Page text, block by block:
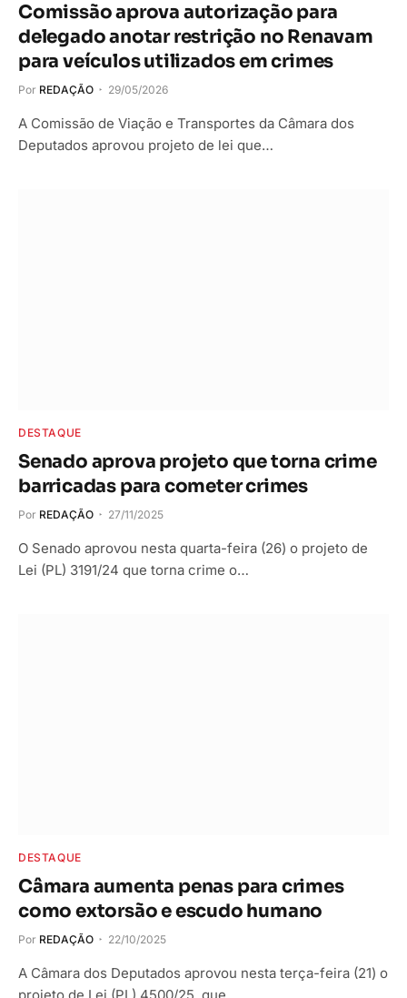
Comissão aprova autorização para
delegado anotar restrição no Renavam
para veículos utilizados em crimes
Por REDAÇÃO 29/05/2026
A Comissão de Viação e Transportes da Câmara dos
Deputados aprovou projeto de lei que…
DESTAQUE
Senado aprova projeto que torna crime
barricadas para cometer crimes
Por REDAÇÃO 27/11/2025
O Senado aprovou nesta quarta-feira (26) o projeto de
Lei (PL) 3191/24 que torna crime o…
DESTAQUE
Câmara aumenta penas para crimes
como extorsão e escudo humano
Por REDAÇÃO 22/10/2025
A Câmara dos Deputados aprovou nesta terça-feira (21) o